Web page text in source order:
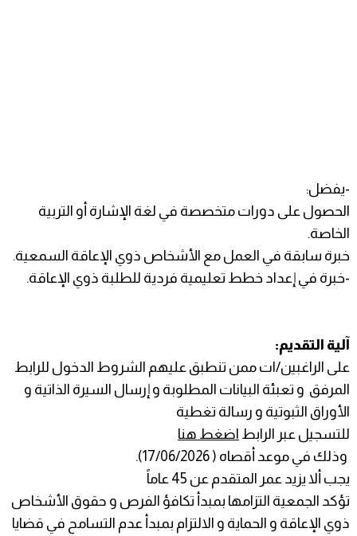
-يفضل:
الحصول على دورات متخصصة في لغة الإشارة أو التربية
الخاصة.
خبرة سابقة في العمل مع الأشخاص ذوي الإعاقة السمعية.
-خبرة في إعداد خطط تعليمية فردية للطلبة ذوي الإعاقة.
آلية التقديم:
على الراغبين/ات ممن تنطبق عليهم الشروط الدخول للرابط
المرفق و تعبئة البيانات المطلوبة و إرسال السيرة الذاتية و
الأوراق الثبوتية و رسالة تغطية
للتسجيل عبر الرابط اضغط هنا
وذلك في موعد أقصاه ( 17/06/2026).
يجب ألا يزيد عمر المتقدم عن 45 عاماً
تؤكد الجمعية التزامها بمبدأ تكافؤ الفرص و حقوق الأشخاص
ذوي الإعاقة و الحماية و الالتزام بمبدأ عدم التسامح في قضايا